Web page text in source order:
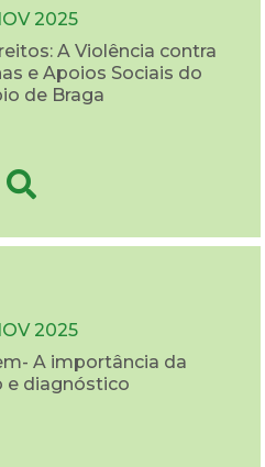
2025
A Violência contra
e Apoios Sociais do
de Braga
2025
A importância da
e diagnóstico